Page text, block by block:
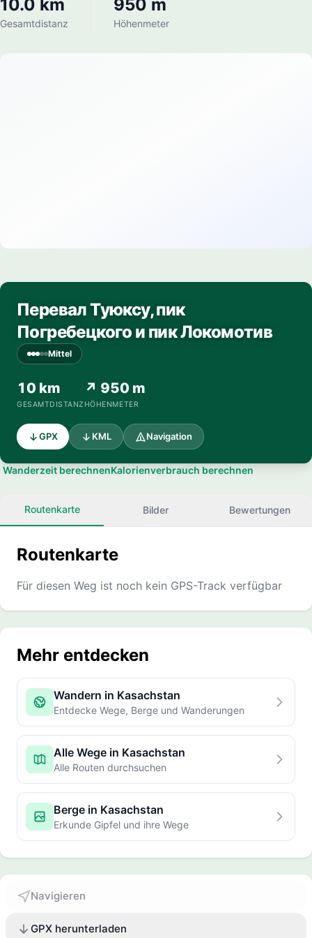
10.0 km
Gesamtdistanz
950 m
Höhenmeter
Перевал Туюксу, пик
Погребецкого и пик Локомотив
Mittel
10 km
GESAMTDISTANZ
↗ 950 m
HÖHENMETER
GPX KML Navigation
Wanderzeit berechnenKalorienverbrauch berechnen
Routenkarte Bilder Bewertungen
Routenkarte
Für diesen Weg ist noch kein GPS-Track verfügbar
Mehr entdecken
Wandern in Kasachstan
Entdecke Wege, Berge und Wanderungen
Alle Wege in Kasachstan
Alle Routen durchsuchen
Berge in Kasachstan
Erkunde Gipfel und ihre Wege
Navigieren
GPX herunterladen